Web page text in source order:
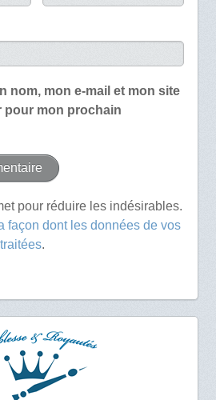
nom, mon e-mail et mon site
pour mon prochain
pour réduire les indésirables.
façon dont les données de vos
.